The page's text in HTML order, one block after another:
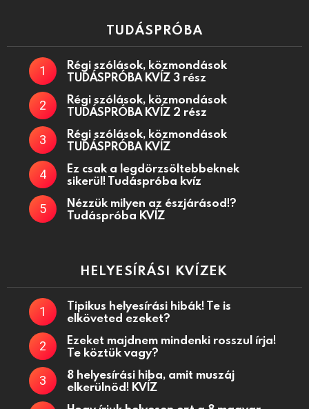
TUDÁSPRÓBA
Régi szólások, közmondások
TUDÁSPRÓBA KVÍZ 3 rész
Régi szólások, közmondások
TUDÁSPRÓBA KVÍZ 2 rész
Régi szólások, közmondások
TUDÁSPRÓBA KVÍZ
Ez csak a legdörzsöltebbeknek
sikerül! Tudáspróba kvíz
Nézzük milyen az észjárásod!?
Tudáspróba KVÍZ
HELYESÍRÁSI KVÍZEK
Tipikus helyesírási hibák! Te is
elköveted ezeket?
Ezeket majdnem mindenki rosszul írja!
Te köztük vagy?
8 helyesírási hiba, amit muszáj
elkerülnöd! KVÍZ